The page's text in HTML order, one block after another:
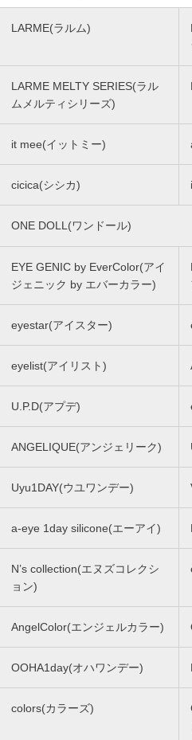
LARME(ラルム)
LARME MELTY SERIES(ラル
ムメルティシリーズ)
it mee(イットミー)
cicica(シシカ)
ONE DOLL(ワンドール)
EYE GENIC by EverColor(アイ
ジェニック by エバーカラー)
eyestar(アイスター)
eyelist(アイリスト)
U.P.D(アプデ)
ANGELIQUE(アンジェリーク)
Uyu1DAY(ウユワンデー)
a-eye 1day silicone(エーアイ)
N’s collection(エヌズコレクシ
ョン)
AngelColor(エンジェルカラー)
OOHA1day(オハワンデー)
colors(カラーズ)